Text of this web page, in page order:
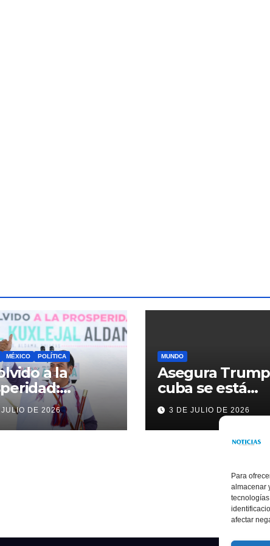
Para
almacenar
afectar
MÉXICO POLÍTICA
a la
Ramírez
la
de
DE 2026
MUNDO
Asegura Trump
cuba se está
acercando a
nosotros
3 DE JULIO DE 2026